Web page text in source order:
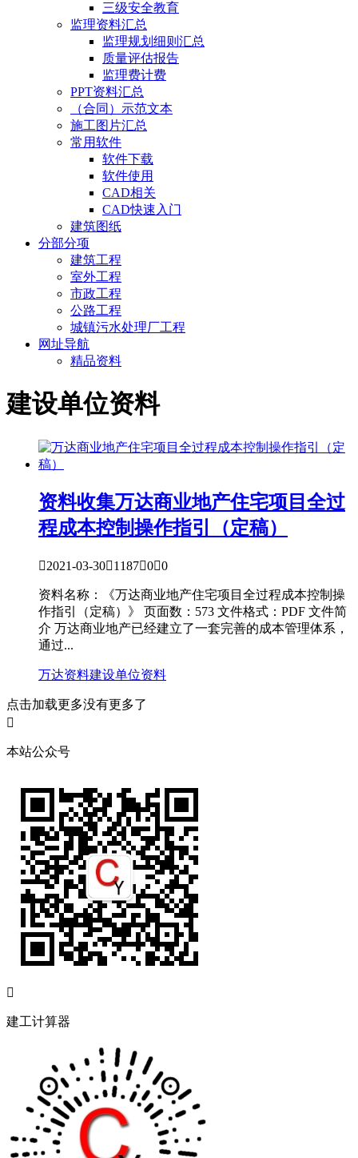
三级安全教育
监理资料汇总
监理规划细则汇总
质量评估报告
监理费计费
PPT资料汇总
（合同）示范文本
施工图片汇总
常用软件
软件下载
软件使用
CAD相关
CAD快速入门
建筑图纸
分部分项
建筑工程
室外工程
市政工程
公路工程
城镇污水处理厂工程
网址导航
精品资料
建设单位资料
资料收集万达商业地产住宅项目全过
程成本控制操作指引（定稿）
2021-03-30118700
资料名称：《万达商业地产住宅项目全过程成本控制操
作指引（定稿）》 页面数：573 文件格式：PDF 文件简
介 万达商业地产已经建立了一套完善的成本管理体系，
通过...
万达资料建设单位资料
点击加载更多没有更多了

本站公众号

建工计算器